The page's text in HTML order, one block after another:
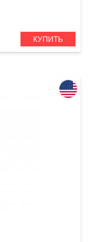
КУПИТЬ